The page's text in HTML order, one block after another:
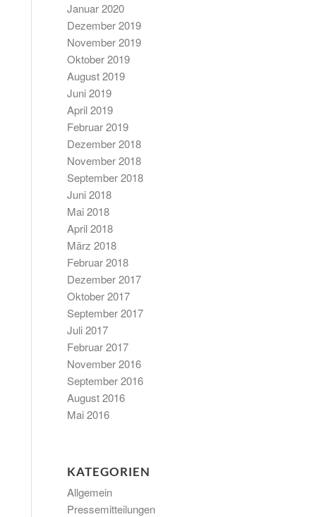
Januar 2020
Dezember 2019
November 2019
Oktober 2019
August 2019
Juni 2019
April 2019
Februar 2019
Dezember 2018
November 2018
September 2018
Juni 2018
Mai 2018
April 2018
März 2018
Februar 2018
Dezember 2017
Oktober 2017
September 2017
Juli 2017
Februar 2017
November 2016
September 2016
August 2016
Mai 2016
KATEGORIEN
Allgemein
Pressemitteilungen